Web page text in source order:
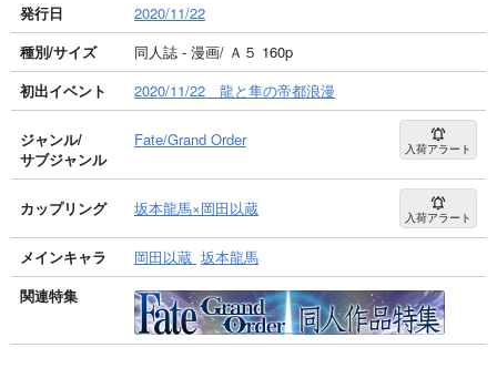
発行日
2020/11/22
種別/サイズ
同人誌 - 漫画/ Ａ５ 160p
初出イベント
2020/11/22 龍と隼の帝都浪漫
ジャンル/
サブジャンル
Fate/Grand Order 入荷アラート
カップリング 坂本龍馬×岡田以蔵 入荷アラート
メインキャラ 岡田以蔵 坂本龍馬
関連特集